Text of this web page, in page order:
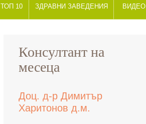
ТОП 10 ЗДРАВНИ ЗАВЕДЕНИЯ ВИДЕО
Консултант на
месеца
Доц. д-р Димитър
Харитонов д.м.